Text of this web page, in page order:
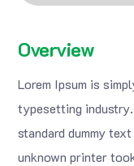
Overview
Lorem Ipsum is
typesetting industry.
standard dummy
unknown printer